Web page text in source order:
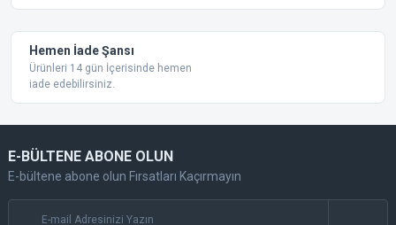
Hemen İade Şansı
Ürünleri 14 gün İçerisinde hemen
iade edebilirsiniz.
E-BÜLTENE ABONE OLUN
E-bültene abone olun Fırsatları Kaçırmayın